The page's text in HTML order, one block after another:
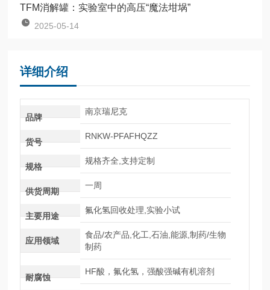
TFM消解罐：实验室中的高压“魔法坩埚”
2025-05-14
详细介绍
品牌
南京瑞尼克
货号
RNKW-PFAFHQZZ
规格
规格齐全,支持定制
供货周期
一周
主要用途
氟化氢回收处理,实验小试
应用领域
食品/农产品,化工,石油,能源,制药/生物
制药
耐腐蚀
HF酸，氟化氢，强酸强碱有机溶剂